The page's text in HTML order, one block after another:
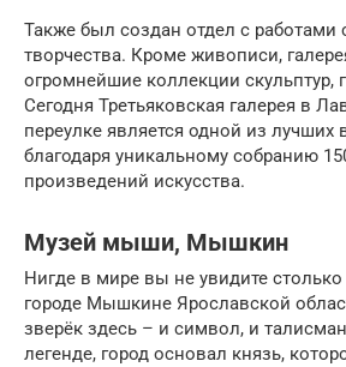
Также был создан отдел с работами
творчества. Кроме живописи,
огромнейшие коллекции скульптур,
Сегодня Третьяковская галерея в
переулке является одной из лучших
благодаря уникальному собранию
произведений искусства.
Музей мыши, Мышкин
Нигде в мире вы не увидите
городе Мышкине Ярославской
зверёк здесь – и символ, и
легенде, город основал князь,